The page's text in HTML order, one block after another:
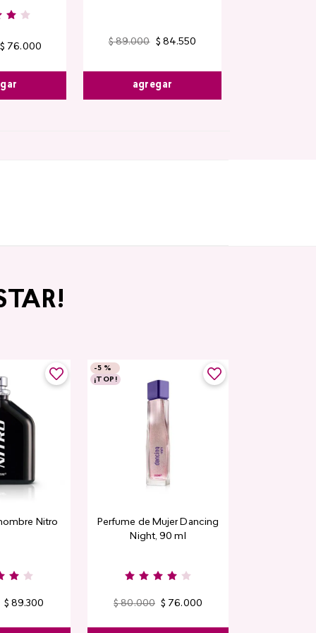
$ 76.000 $ 89.000 $ 84.550
agregar
Nitro
$ 89.300
-5 %
¡TOP!
Perfume de Mujer Dancing
Night, 90 ml
$ 80.000 $ 76.000